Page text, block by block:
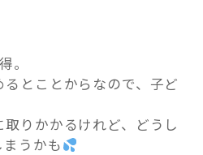
。
とことからなので、子ど
りかかるけれど、どうし
うかも